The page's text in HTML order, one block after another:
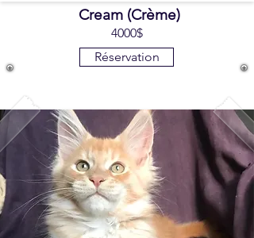
Cream (Crème)
4000$
Réservation